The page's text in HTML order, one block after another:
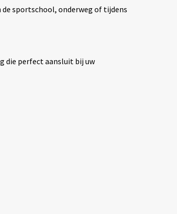
sportschool, onderweg of tijdens
die perfect aansluit bij uw